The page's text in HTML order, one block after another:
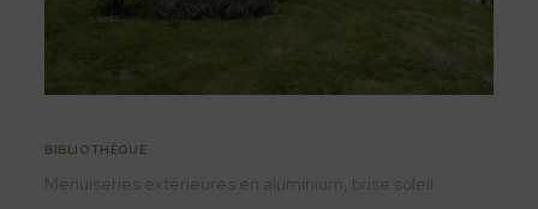
BIBLIOTHÈQUE
Menuiseries extérieures en aluminium, brise soleil.